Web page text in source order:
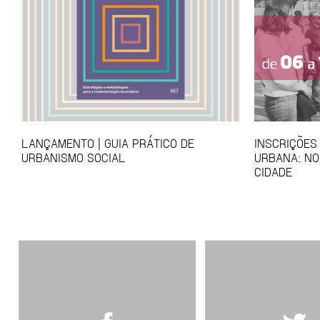
LANÇAMENTO | GUIA PRÁTICO DE
URBANISMO SOCIAL
URBANA:
CIDADE